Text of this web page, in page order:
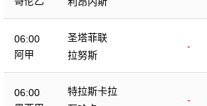
06:00
阿甲
圣塔菲联
-
拉努斯
06:00
特拉斯卡拉
-